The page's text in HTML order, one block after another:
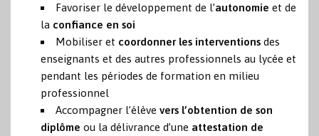
Favoriser le développement de l’autonomie et de
la confiance en soi
Mobiliser et coordonner les interventions des
enseignants et des autres professionnels au lycée et
pendant les périodes de formation en milieu
professionnel
Accompagner l’élèvevers l’obtention de son
diplôme ou la délivrance d’une attestation de